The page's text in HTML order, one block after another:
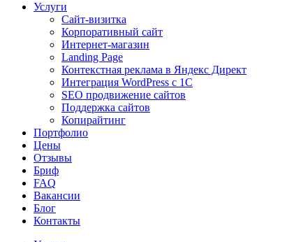
Услуги
Сайт-визитка
Корпоративный сайт
Интернет-магазин
Landing Page
Контекстная реклама в Яндекс Директ
Интеграция WordPress c 1C
SEO продвижение сайтов
Поддержка сайтов
Копирайтинг
Портфолио
Цены
Отзывы
Бриф
FAQ
Вакансии
Блог
Контакты